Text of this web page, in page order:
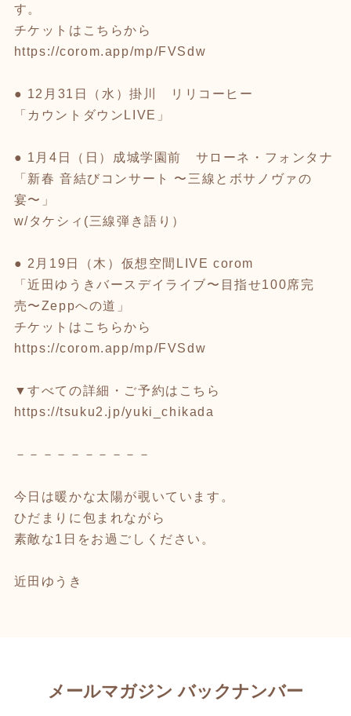
す。
チケットはこちらから
https://corom.app/mp/FVSdw
● 12月31日（水）掛川 リリコーヒー
「カウントダウンLIVE」
● 1月4日（日）成城学園前 サローネ・フォンタナ
「新春 音結びコンサート 〜三線とボサノヴァの
宴〜」
w/タケシィ(三線弾き語り）
● 2月19日（木）仮想空間LIVE corom
「近田ゆうきバースデイライブ〜目指せ100席完
売〜Zeppへの道」
チケットはこちらから
https://corom.app/mp/FVSdw
▼すべての詳細・ご予約はこちら
https://tsuku2.jp/yuki_chikada
－－－－－－－－－－
今日は暖かな太陽が覗いています。
ひだまりに包まれながら
素敵な1日をお過ごしください。
近田ゆうき
メールマガジン バックナンバー